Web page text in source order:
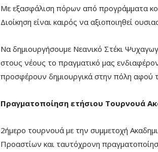
Με εξασφάλιση πόρων από προγράμματα
Διοίκηση είναι καιρός να αξιοποιηθεί
Να δημιουργήσουμε Νεανικό Στέκι
στους νέους το πραγματικό μας
προσφέρουν δημιουργικά στην πόλη αφού
Πραγματοποίηση ετήσιου Τουρνουά
2ήμερο τουρνουά με την συμμετοχή
Προαστίων και ταυτόχρονη